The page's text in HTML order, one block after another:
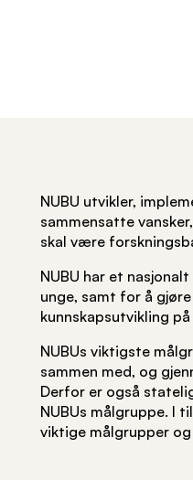
NUBU utvikler,
sammensatte
skal være
NUBU har et
unge, samt for å
kunnskapsutvikling
NUBUs viktigste
sammen med, og
Derfor er også
NUBUs målgruppe. I
viktige målgrupper